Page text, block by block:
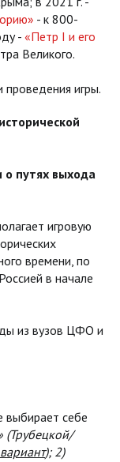
- к 800-
- «Петр I и его
Великого.
проведения игры.
о путях выхода
игровую
времени, по
в начале
из вузов ЦФО и
выбирает себе
(Трубецкой/
); 2)